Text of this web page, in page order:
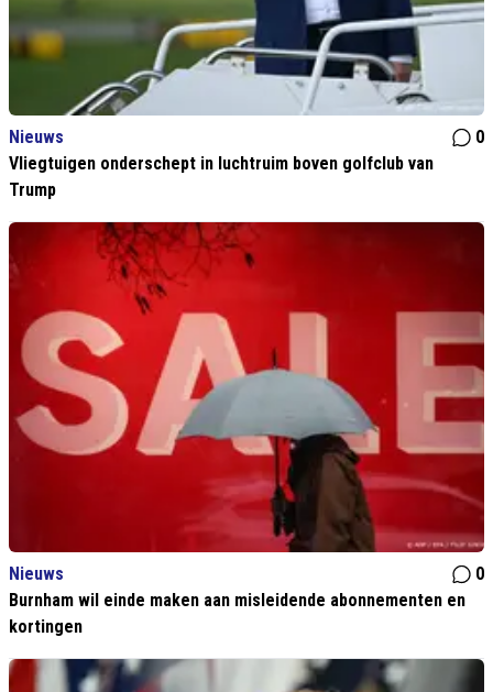
Nieuws
0
Vliegtuigen onderschept in luchtruim boven golfclub van
Trump
Nieuws
0
Burnham wil einde maken aan misleidende abonnementen en
kortingen